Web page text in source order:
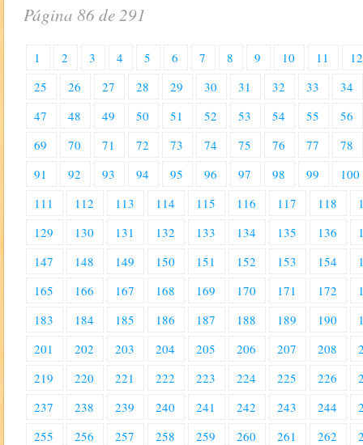
Página 86 de 291
1 2 3 4 5 6 7 8 9 10 11
12
25
26 27 28 29 30 31 32 33
34
47
48 49 50 51 52 53 54 55
56
69
70 71 72 73 74 75 76 77
78
91
92 93 94 95 96 97 98 99
100
111
112 113 114 115 116 117 118
129
130 131 132 133 134 135 136
147
148 149 150 151 152 153 154
165
166 167 168 169 170 171 172
183
184 185 186 187 188 189 190
201
202 203 204 205 206 207 208
219
220 221 222 223 224 225 226
237
238 239 240 241 242 243 244
255
256 257 258 259 260 261 262